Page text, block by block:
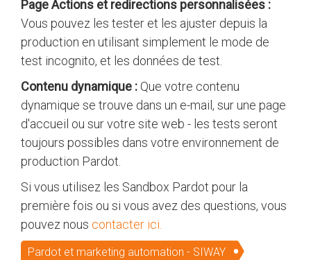
Page Actions et redirections personnalisées :
Vous pouvez les tester et les ajuster depuis la
production en utilisant simplement le mode de
test incognito, et les données de test.
Contenu dynamique : Que votre contenu
dynamique se trouve dans un e-mail, sur une page
d'accueil ou sur votre site web - les tests seront
toujours possibles dans votre environnement de
production Pardot.
Si vous utilisez les Sandbox Pardot pour la
première fois ou si vous avez des questions, vous
pouvez nous contacter ici.
Pardot et marketing automation - SIWAY